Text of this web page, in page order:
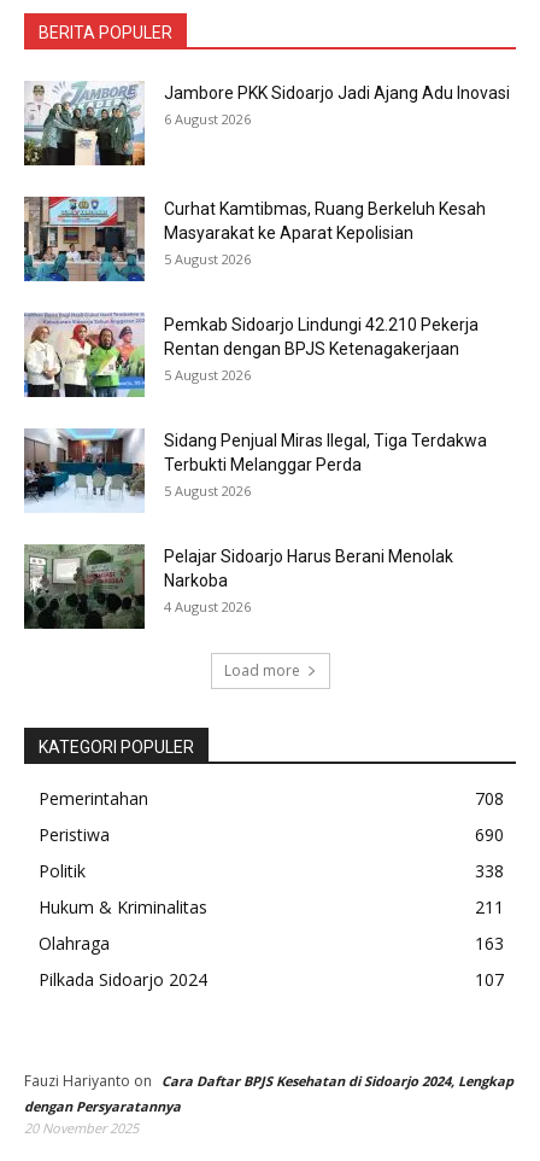
BERITA POPULER
Jambore PKK Sidoarjo Jadi Ajang Adu Inovasi
6 August 2026
Curhat Kamtibmas, Ruang Berkeluh Kesah
Masyarakat ke Aparat Kepolisian
5 August 2026
Pemkab Sidoarjo Lindungi 42.210 Pekerja
Rentan dengan BPJS Ketenagakerjaan
5 August 2026
Sidang Penjual Miras Ilegal, Tiga Terdakwa
Terbukti Melanggar Perda
5 August 2026
Pelajar Sidoarjo Harus Berani Menolak
Narkoba
4 August 2026
Load more
KATEGORI POPULER
Pemerintahan
708
Peristiwa
690
Politik
338
Hukum & Kriminalitas
211
Olahraga
163
Pilkada Sidoarjo 2024
107
Fauzi Hariyanto on
Cara Daftar BPJS Kesehatan di Sidoarjo 2024, Lengkap
dengan Persyaratannya
20 November 2025